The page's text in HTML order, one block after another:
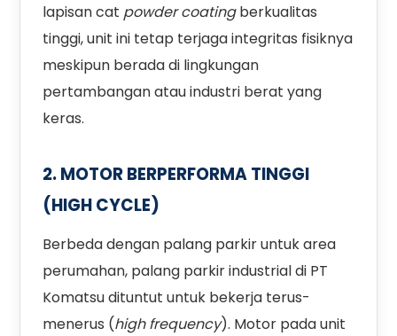
lapisan cat powder coatingberkualitas
tinggi, unit ini tetap terjaga integritas fisiknya
meskipun berada di lingkungan
pertambangan atau industri berat yang
keras.
2. MOTOR BERPERFORMA TINGGI
(HIGH CYCLE)
Berbeda dengan palang parkir untuk area
perumahan, palang parkir industrial di PT
Komatsu dituntut untuk bekerja terus-
menerus (high frequency). Motor pada unit